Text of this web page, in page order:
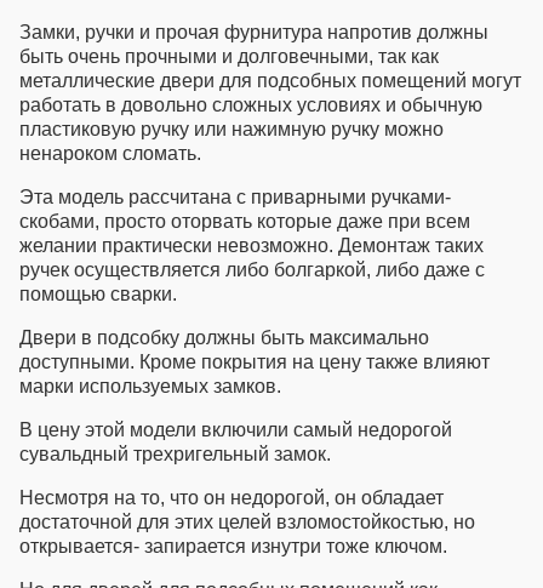
Замки, ручки и прочая фурнитура напротив должны
быть очень прочными и долговечными, так как
металлические двери для подсобных помещений могут
работать в довольно сложных условиях и обычную
пластиковую ручку или нажимную ручку можно
ненароком сломать.
Эта модель рассчитана с приварными ручками-
скобами, просто оторвать которые даже при всем
желании практически невозможно. Демонтаж таких
ручек осуществляется либо болгаркой, либо даже с
помощью сварки.
Двери в подсобку должны быть максимально
доступными. Кроме покрытия на цену также влияют
марки используемых замков.
В цену этой модели включили самый недорогой
сувальдный трехригельный замок.
Несмотря на то, что он недорогой, он обладает
достаточной для этих целей взломостойкостью, но
открывается- запирается изнутри тоже ключом.